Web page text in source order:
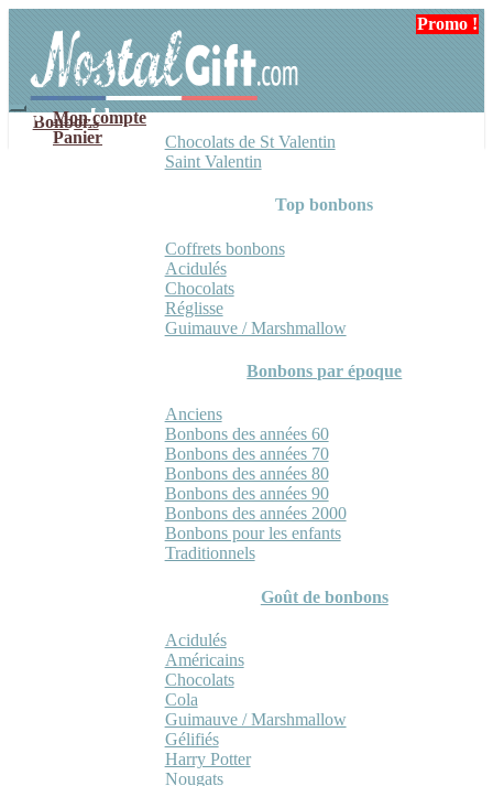
navigation
contenu
Mon compte
Panier
Bonbons
Chocolats de St Valentin
Saint Valentin
Top bonbons
Coffrets bonbons
Acidulés
Chocolats
Réglisse
Guimauve / Marshmallow
Bonbons par époque
Anciens
Bonbons des années 60
Bonbons des années 70
Bonbons des années 80
Bonbons des années 90
Bonbons des années 2000
Bonbons pour les enfants
Traditionnels
Goût de bonbons
Acidulés
Américains
Chocolats
Cola
Guimauve / Marshmallow
Gélifiés
Harry Potter
Nougats
Promo !